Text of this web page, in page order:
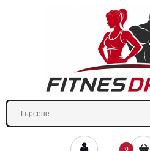
0